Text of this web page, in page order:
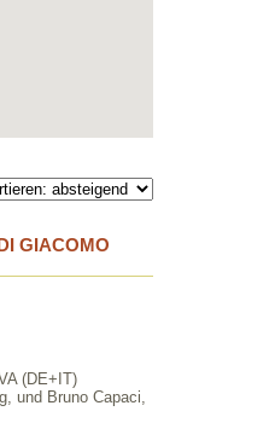
GIACOMO
(DE+IT)
und Bruno Capaci,